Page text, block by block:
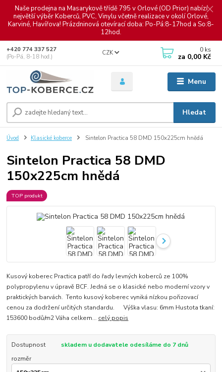
Naše prodejna na Masarykově třídě 795 v Orlové (OD Prior) nabízí
největší výběr Koberců, PVC, Vinylu včetně realizace v okolí Orlové,
Karviné, Havířova! Prázdninová otevírací doba: Po-Pá:8-17hod a So:8-
12hod.
Menu
CZK
Hledat
+420 774 337 527
(Po-Pá, 8-18 hod.)
0 ks
za 0,00 Kč
Úvod Klasické koberce Sintelon Practica 58 DMD 150x225cm hnědá
Sintelon Practica 58 DMD
150x225cm hnědá
TOP produkt
Kusový koberec Practica patří do řady levných koberců ze 100%
polypropylenu v úpravě BCF. Jedná se o klasické nebo moderní vzory v
praktických barvách. Tento kusový koberec vyniká nízkou pořizovací
cenou za dodržení určitých standardu. Výška vlasu: 6mm Hustota tkaní:
153600 bodů/m2 Váha celkem... celý popis
Dostupnost
skladem u dodavatele odesíláme do 7 dnů
rozměr